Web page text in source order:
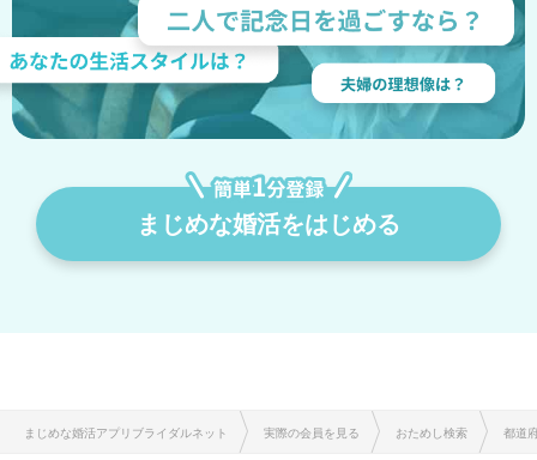
まじめな婚活をはじめる
まじめな婚活アプリブライダルネット 実際の会員を見る おためし検索 都道